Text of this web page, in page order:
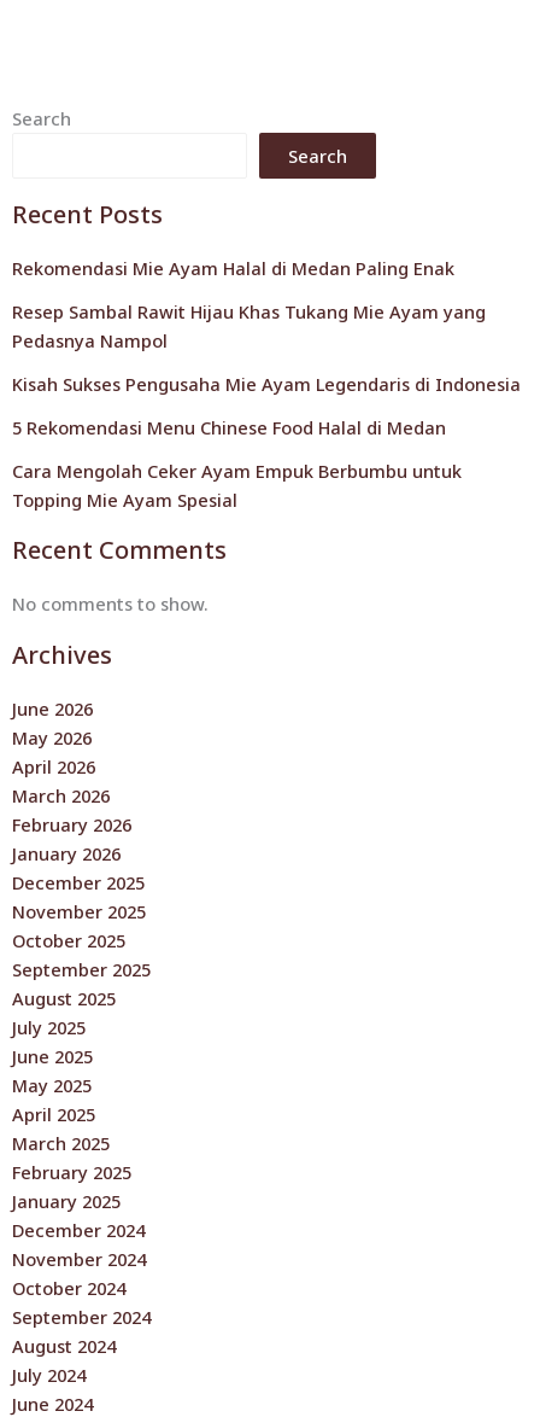
Search
Search
Recent Posts
Rekomendasi Mie Ayam Halal di Medan Paling Enak
Resep Sambal Rawit Hijau Khas Tukang Mie Ayam yang
Pedasnya Nampol
Kisah Sukses Pengusaha Mie Ayam Legendaris di Indonesia
5 Rekomendasi Menu Chinese Food Halal di Medan
Cara Mengolah Ceker Ayam Empuk Berbumbu untuk
Topping Mie Ayam Spesial
Recent Comments
No comments to show.
Archives
June 2026
May 2026
April 2026
March 2026
February 2026
January 2026
December 2025
November 2025
October 2025
September 2025
August 2025
July 2025
June 2025
May 2025
April 2025
March 2025
February 2025
January 2025
December 2024
November 2024
October 2024
September 2024
August 2024
July 2024
June 2024